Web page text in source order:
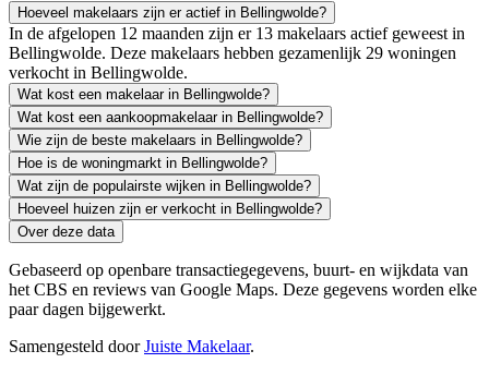
Hoeveel makelaars zijn er actief in Bellingwolde?
In de afgelopen 12 maanden zijn er 13 makelaars actief geweest in
Bellingwolde. Deze makelaars hebben gezamenlijk 29 woningen
verkocht in Bellingwolde.
Wat kost een makelaar in Bellingwolde?
Wat kost een aankoopmakelaar in Bellingwolde?
Wie zijn de beste makelaars in Bellingwolde?
Hoe is de woningmarkt in Bellingwolde?
Wat zijn de populairste wijken in Bellingwolde?
Hoeveel huizen zijn er verkocht in Bellingwolde?
Over deze data
Gebaseerd op openbare transactiegegevens, buurt- en wijkdata van
het CBS en reviews van Google Maps. Deze gegevens worden elke
paar dagen bijgewerkt.
Samengesteld doorJuiste Makelaar.